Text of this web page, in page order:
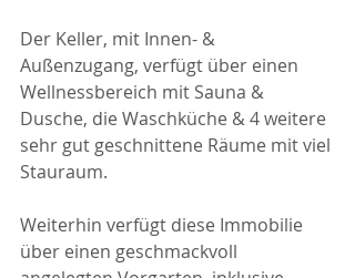
Der Keller, mit Innen- &
Außenzugang, verfügt über einen
Wellnessbereich mit Sauna &
Dusche, die Waschküche & 4 weitere
sehr gut geschnittene Räume mit viel
Stauraum.
Weiterhin verfügt diese Immobilie
über einen geschmackvoll